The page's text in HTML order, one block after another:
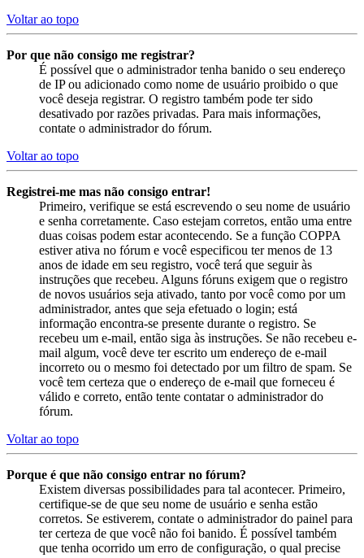
Voltar ao topo
Por que não consigo me registrar?
É possível que o administrador tenha banido o seu endereço
de IP ou adicionado como nome de usuário proibido o que
você deseja registrar. O registro também pode ter sido
desativado por razões privadas. Para mais informações,
contate o administrador do fórum.
Voltar ao topo
Registrei-me mas não consigo entrar!
Primeiro, verifique se está escrevendo o seu nome de usuário
e senha corretamente. Caso estejam corretos, então uma entre
duas coisas podem estar acontecendo. Se a função COPPA
estiver ativa no fórum e você especificou ter menos de 13
anos de idade em seu registro, você terá que seguir às
instruções que recebeu. Alguns fóruns exigem que o registro
de novos usuários seja ativado, tanto por você como por um
administrador, antes que seja efetuado o login; está
informação encontra-se presente durante o registro. Se
recebeu um e-mail, então siga às instruções. Se não recebeu e-
mail algum, você deve ter escrito um endereço de e-mail
incorreto ou o mesmo foi detectado por um filtro de spam. Se
você tem certeza que o endereço de e-mail que forneceu é
válido e correto, então tente contatar o administrador do
fórum.
Voltar ao topo
Porque é que não consigo entrar no fórum?
Existem diversas possibilidades para tal acontecer. Primeiro,
certifique-se de que seu nome de usuário e senha estão
corretos. Se estiverem, contate o administrador do painel para
ter certeza de que você não foi banido. É possível também
que tenha ocorrido um erro de configuração, o qual precise